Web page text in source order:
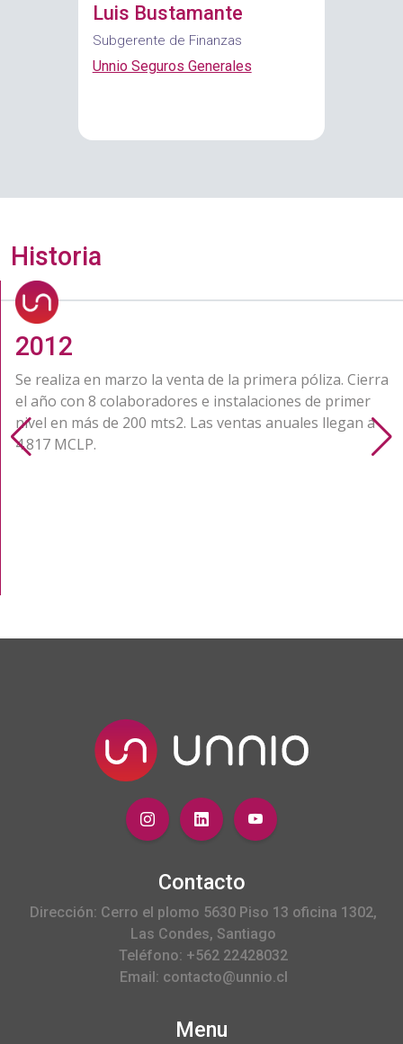
Luis Bustamante
Subgerente de Finanzas
Unnio Seguros Generales
Historia
2013
Se agregan las líneas de producto Equipo Móvil y
Responsabilidad Civil. Se comienza con el modelaje
catastrófico. Se finaliza el año con 13 colaboradores y una
venta de 10.505 MCLP.
Contacto
Dirección: Cerro el plomo 5630 Piso 13 oficina 1302,
Las Condes, Santiago
Teléfono: +562 22428032
Email: contacto@unnio.cl
Menu